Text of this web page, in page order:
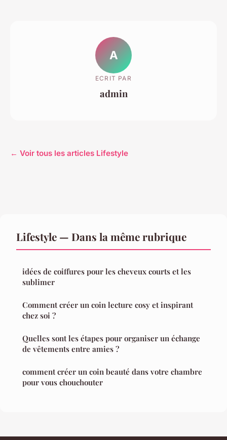
A
ECRIT PAR
admin
← Voir tous les articles Lifestyle
Lifestyle — Dans la même rubrique
idées de coiffures pour les cheveux courts et les
sublimer
Comment créer un coin lecture cosy et inspirant
chez soi ?
Quelles sont les étapes pour organiser un échange
de vêtements entre amies ?
comment créer un coin beauté dans votre chambre
pour vous chouchouter